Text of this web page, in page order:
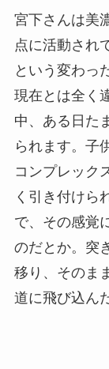
宮下さんは美
点に活動され
という変わっ
現在とは全く
中、ある日た
られます。子
コンプレック
く引き付けら
で、その感覚
のだとか。突
移り、そのま
道に飛び込ん